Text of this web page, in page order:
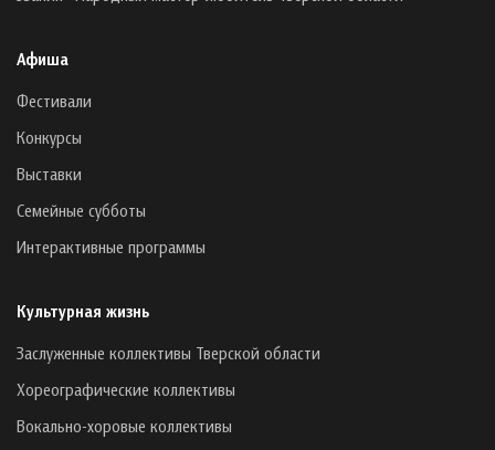
Афиша
Фестивали
Конкурсы
Выставки
Семейные субботы
Интерактивные программы
Культурная жизнь
Заслуженные коллективы Тверской области
Хореографические коллективы
Вокально-хоровые коллективы